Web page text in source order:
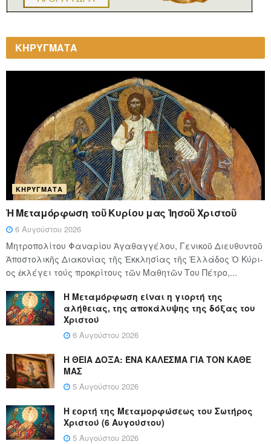
ΚΗΡΥΓΜΑΤΑ
ΚΗΡΎΓΜΑΤΑ
Ἡ Μεταμόρφωση τοῦ Κυρίου μας Ἰησοῦ Χριστοῦ
6 Αυγούστου 2026
Μητροπολίτου Φαναρίου Ἀγαθαγγέλου, Γενικοῦ Διευθυντοῦ
Ἀποστολικῆς Διακονίας τῆς Ἐκκλησίας τῆς Ἑλλάδος Ὁ Κύ­ρι­
ος ἐκλέγει τούς προ­κρί­τους τῶν Μα­θη­τῶν Του Πέ­τρο,...
Η Μεταμόρφωση είναι η γιορτή της
αλήθειας, της αποκάλυψης της δόξας του
Χριστού
6 Αυγούστου 2026
Η ΘΕΙΑ ΔΟΞΑ: ΈΝΑ ΚΑΛΕΣΜΑ ΓΙΑ ΤΟΝ ΚΑΘΕ
ΜΑΣ
5 Αυγούστου 2026
Η εορτή της Μεταμορφώσεως του Σωτήρος
Χριστού (6 Αυγούστου)
5 Αυγούστου 2026